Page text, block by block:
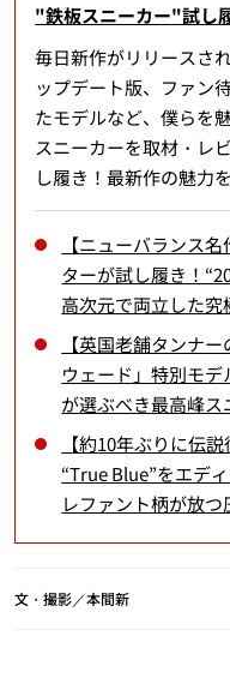
"鉄板スニーカー"試し
毎日新作がリリースさ
ップデート版、ファン
たモデルなど、僕らを
スニーカーを取材・レ
し履き！最新作の魅力
【ニューバランス
ターが試し履き！
高次元で両立した
【英国老舗タンナ
ウェード」特別モ
が選ぶべき最高峰ス
【約10年ぶりに伝
“True Blue”をエデ
レファント柄が放
文・撮影／本間新